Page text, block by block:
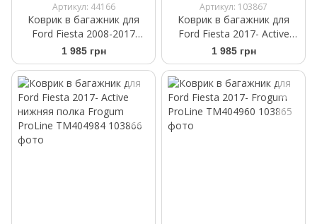
Артикул: 44166
Коврик в багажник для
Ford Fiesta 2008-2017
Frogum TM548652
1 985 грн
Артикул: 103867
Коврик в багажник для
Ford Fiesta 2017- Active
верхняя полка Frogum
ProLine TM404991
1 985 грн